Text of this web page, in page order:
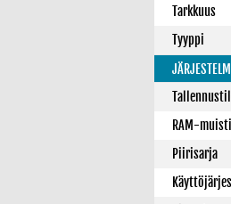
Tarkkuus
Tyyppi
RAM-muisti
Piirisarja